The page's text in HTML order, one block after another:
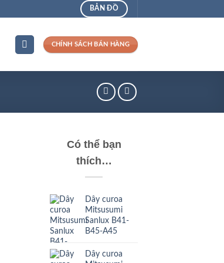
BẢN ĐỒ
CHÍNH SÁCH BÁN HÀNG
Có thể bạn
thích…
Dây curoa
Mitsusumi
Sanlux B41-
B45-A45
Dây curoa